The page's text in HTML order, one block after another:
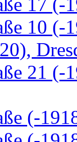
10 (-
21 (-
(-